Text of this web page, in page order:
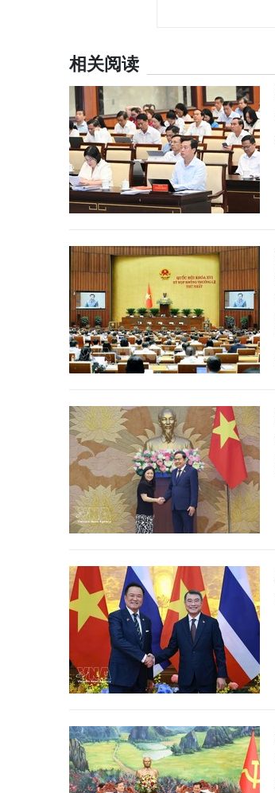
相关阅读